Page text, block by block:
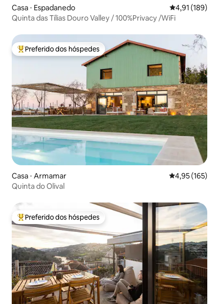
Casa ⋅ Espadanedo 4,91 de uma
4,91 (189)
Quinta das Tílias Douro Valley / 100%Privacy /WiFi
Entre os melhores preferidos dos hóspedes
Preferido dos hóspedes
Casa ⋅ Armamar 4,95 de uma
4,95 (165)
Quinta do Olival
Entre os melhores preferidos dos hóspedes
Preferido dos hóspedes